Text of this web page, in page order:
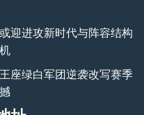
迎进攻新时代与阵容结构
座绿白军团逆袭改写赛季